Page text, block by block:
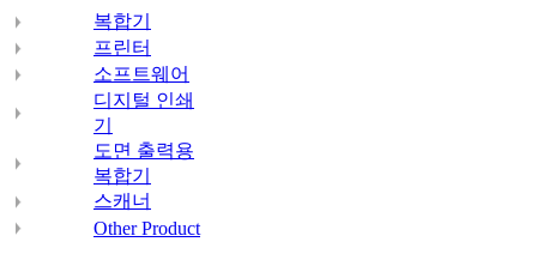
복합기
프린터
소프트웨어
디지털 인쇄
기
도면 출력용
복합기
스캐너
Other Product